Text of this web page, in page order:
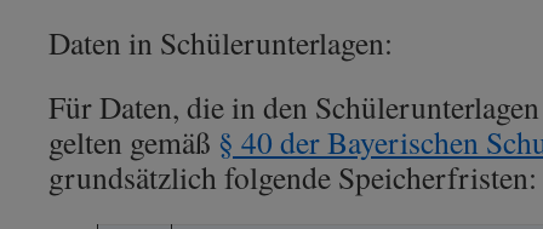
Daten in Schülerunterlagen:
Für Daten, die in den
gelten gemäß § 40 der Bayerischen
grundsätzlich folgende Speicherfristen: